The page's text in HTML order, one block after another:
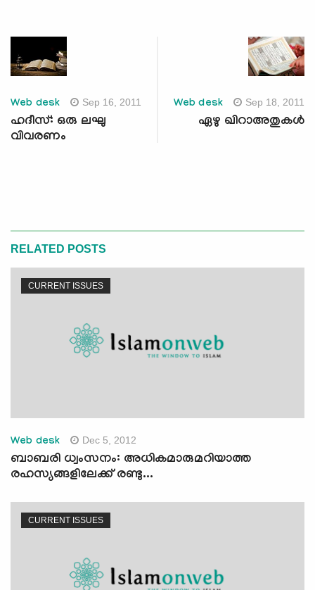
Web desk Sep 16, 2011
ഹദീസ്: ഒരു ലഘു
വിവരണം
Web desk Sep 18, 2011
ഏഴു ഖിറാഅതുകള്‍
RELATED POSTS
CURRENT ISSUES
Web desk Dec 5, 2012
ബാബരി ധ്വംസനം: അധികമാരുമറിയാത്ത
രഹസ്യങ്ങളിലേക്ക് രണ്ടു...
CURRENT ISSUES